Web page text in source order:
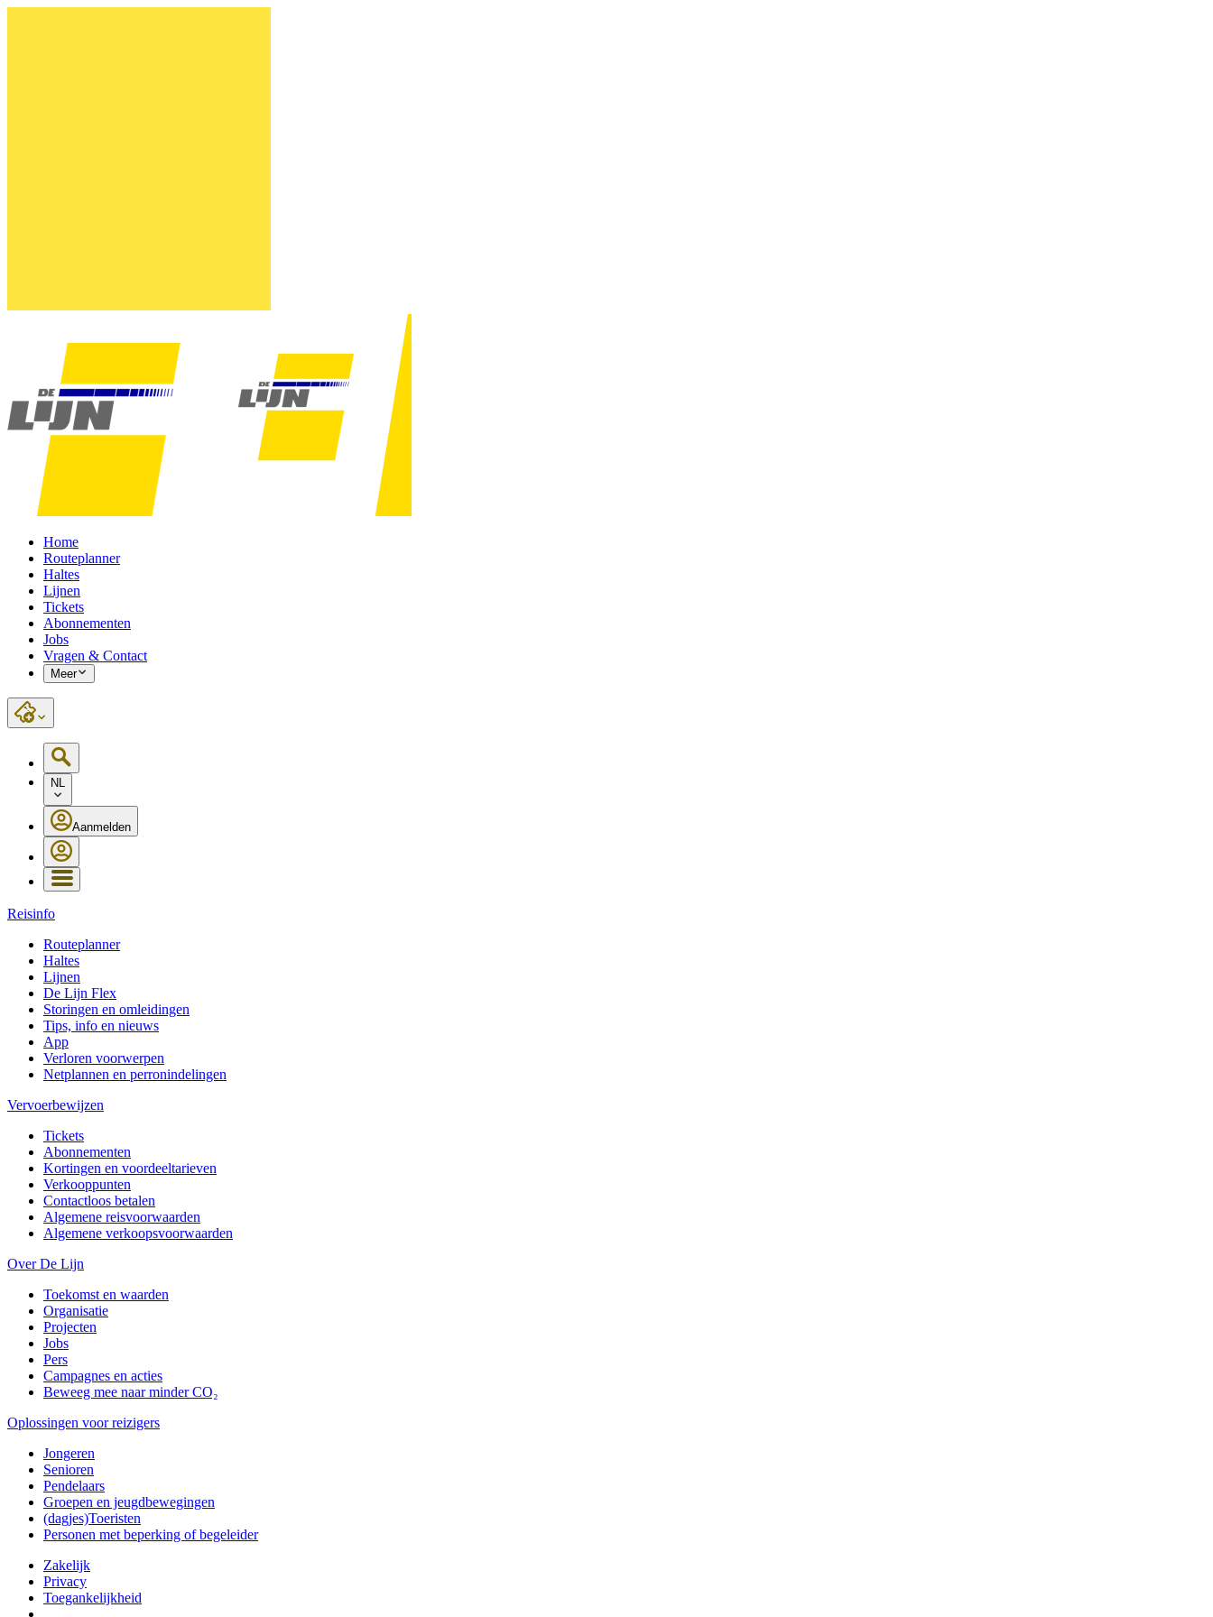
Home
Routeplanner
Haltes
Lijnen
Tickets
Abonnementen
Jobs
Vragen & Contact
Meer
NL
Aanmelden
Reisinfo
Routeplanner
Haltes
Lijnen
De Lijn Flex
Storingen en omleidingen
Tips, info en nieuws
App
Verloren voorwerpen
Netplannen en perronindelingen
Vervoerbewijzen
Tickets
Abonnementen
Kortingen en voordeeltarieven
Verkooppunten
Contactloos betalen
Algemene reisvoorwaarden
Algemene verkoopsvoorwaarden
Over De Lijn
Toekomst en waarden
Organisatie
Projecten
Jobs
Pers
Campagnes en acties
Beweeg mee naar minder CO₂
Oplossingen voor reizigers
Jongeren
Senioren
Pendelaars
Groepen en jeugdbewegingen
(dagjes)Toeristen
Personen met beperking of begeleider
Zakelijk
Privacy
Toegankelijkheid